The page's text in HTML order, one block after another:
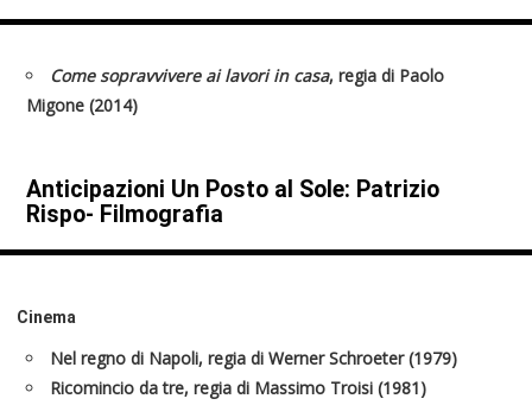
Come sopravvivere ai lavori in casa, regia di Paolo
Migone (2014)
Anticipazioni Un Posto al Sole: Patrizio
Rispo- Filmografia
Cinema
Nel regno di Napoli, regia di Werner Schroeter (1979)
Ricomincio da tre, regia di Massimo Troisi (1981)